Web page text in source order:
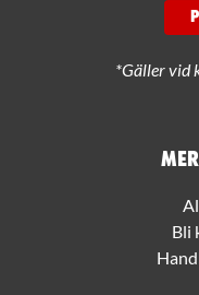
Bli
*Gäller vid